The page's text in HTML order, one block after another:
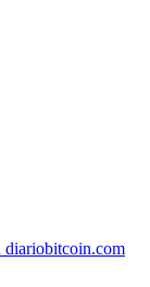
diariobitcoin.com